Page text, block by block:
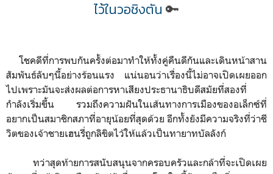
ไว้ในวอชิงตัน 🔑
โชคดีที่การพบกันครั้งต่อมาทำให้ทั้งคู่คืนดีกันและเดินหน้าสาน
สัมพันธ์ลับๆนี้อย่างร้อนแรง แน่นอนว่าเรื่องนี้ไม่อาจเปิดเผยออก
ไปเพราะมันจะส่งผลต่อการหาเสียงประธานาธิบดีสมัยที่สองที่
กำลังเริ่มขึ้น รวมถึงความฝันในเส้นทางการเมืองของอเล็กซ์ที่
อยากเป็นสมาชิกสภาที่อายุน้อยที่สุดด้วย อีกทั้งยังมีความจริงที่ว่าชี
วิตของเจ้าชายเฮนรี่ถูกลิขิตไว้ให้แล้วเป็นทายาทบัลลังก์
ทว่าสุดท้ายการสนับสนุนจากครอบครัวและกล้าที่จะเปิดเผย